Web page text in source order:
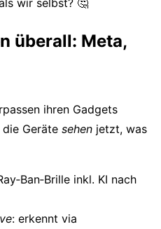
wir selbst? 🤔
überall: Meta,
ihren Gadgets
die Geräte sehen jetzt, was
inkl. KI nach
: erkennt via